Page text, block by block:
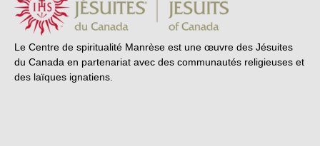
Le Centre de spiritualité Manrèse est une œuvre des Jésuites
du Canada en partenariat avec des communautés religieuses et
des laïques ignatiens.